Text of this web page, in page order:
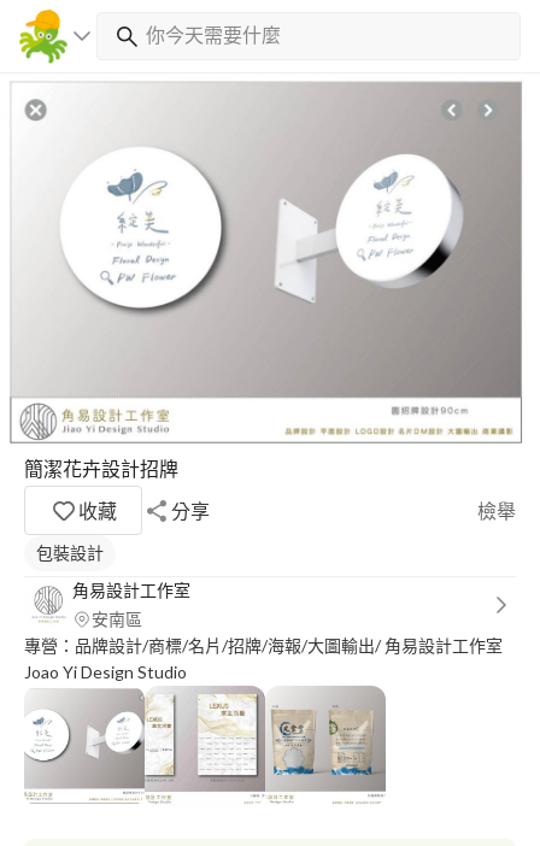
簡潔花卉設計招牌
收藏
分享 檢舉
包裝設計
角易設計工作室
安南區
專營：品牌設計/商標/名片/招牌/海報/大圖輸出/ 角易設計工作室
Joao Yi Design Studio